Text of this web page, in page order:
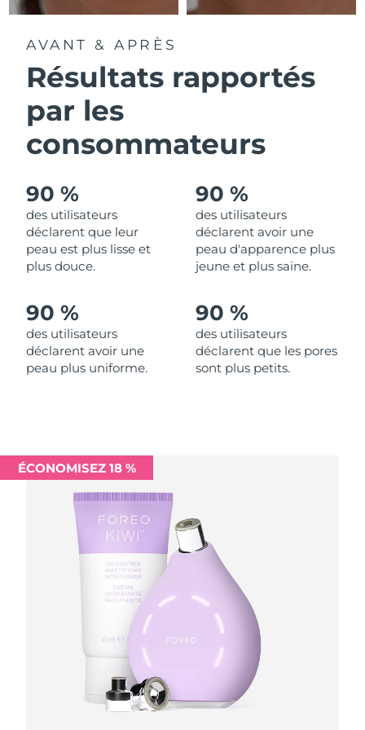
AVANT & APRÈS
Résultats rapportés
par les
consommateurs
90 %
des utilisateurs
déclarent que leur
peau est plus lisse et
plus douce.
90 %
des utilisateurs
déclarent avoir une
peau d'apparence plus
jeune et plus saine.
90 %
des utilisateurs
déclarent avoir une
peau plus uniforme.
90 %
des utilisateurs
déclarent que les pores
sont plus petits.
ÉCONOMISEZ 18 %
R.A.S. chinoise de
Macao
Malaisie Livraison estimée 8/15/26
Malte
Monaco Livraison estimée
Pays-Bas Livraison estimée8/12/26
Norvège Livraison estimée
Oman Livraison estimée 8/15/26
Portugal
Porto Rico
Livraison estimée
Livraison estimée
Livraison estimée
Livraison estimée
Arabie saoudite Livraison estimée